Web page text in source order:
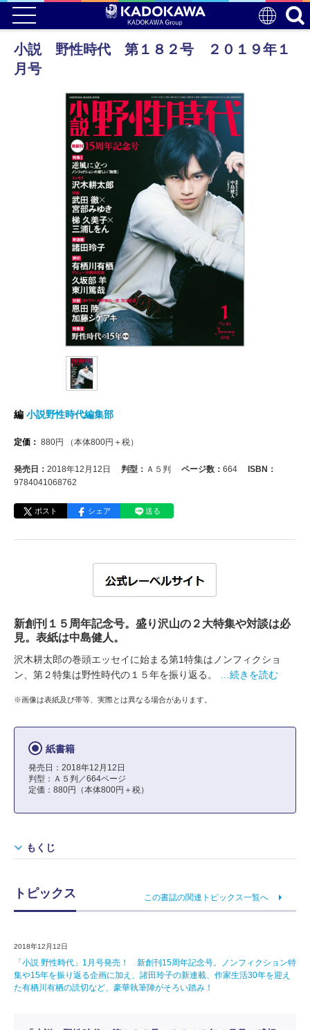
小説 野性時代 第１８２号 ２０１９年１
月号
編 小説野性時代編集部
定価： 880円 （本体800円＋税）
発売日： 2018年12月12日 判型： Ａ５判 ページ数： 664
ISBN：
9784041068762
ポスト シェア 送る
新創刊１５周年記念号。盛り沢山の２大特集や対談は必
見。表紙は中島健人。
沢木耕太郎の巻頭エッセイに始まる第1特集はノンフィクショ
ン、第２特集は野性時代の１５年を振り返る。
…続きを読む
※画像は表紙及び帯等、実際とは異なる場合があります。
紙書籍
発売日：2018年12月12日
判型：Ａ５判／664ページ
定価：880円（本体800円＋税）
もくじ
トピックス この書誌の関連トピックス一覧へ
2018年12月12日
「小説 野性時代」1月号発売！ 新創刊15周年記念号。ノンフィクション特
集や15年を振り返る企画に加え、諸田玲子の新連載、作家生活30年を迎え
た有栖川有栖の読切など、豪華執筆陣がそろい踏み！